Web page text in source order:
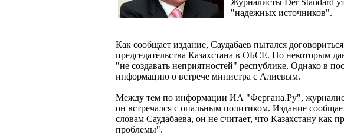
"надежных источников".
Как сообщает издание, Саудабаев пытался
председательства Казахстана в ОБСЕ. По некоторым
"не создавать неприятностей" республике. Однако в
информацию о встрече министра с Алиевым.
Между тем по информации ИА "Фергана.Ру",
он встречался с опальным политиком. Издание
словам Саудабаева, он не считает, что Казахстану как
проблемы".